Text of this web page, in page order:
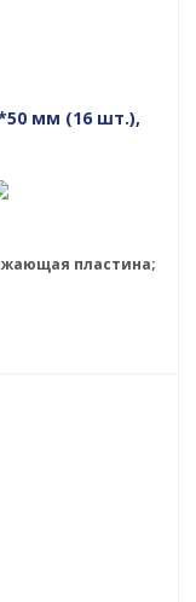
мм (16 шт.),
пластина;